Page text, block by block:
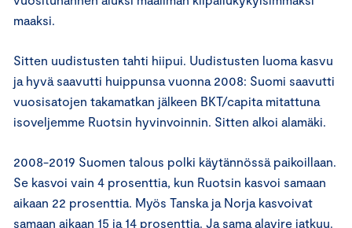
maaksi.
Sitten uudistusten tahti hiipui. Uudistusten luoma kasvu
ja hyvä saavutti huippunsa vuonna 2008: Suomi saavutti
vuosisatojen takamatkan jälkeen BKT/capita mitattuna
isoveljemme Ruotsin hyvinvoinnin. Sitten alkoi alamäki.
2008-2019 Suomen talous polki käytännössä paikoillaan.
Se kasvoi vain 4 prosenttia, kun Ruotsin kasvoi samaan
aikaan 22 prosenttia. Myös Tanska ja Norja kasvoivat
samaan aikaan 15 ja 14 prosenttia. Ja sama alavire jatkuu.